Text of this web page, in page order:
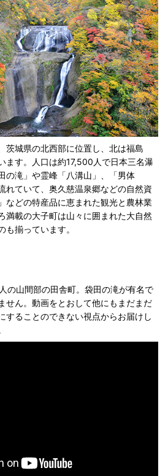
茨城県の北西部に位置し、北は福島
ます。人口は約17,500人で日本三名瀑
の滝」や霊峰「八溝山」、「男体
れていて、奥久慈温泉郷などの自然資
などの特産品に恵まれた観光と農林業
満載の大子町は山々に囲まれた大自然
も揃っています。
の山間部の田舎町。袋田の滝が有名で
せん。動画をとおして他にもまだまだ
することのできない視点からお届けし